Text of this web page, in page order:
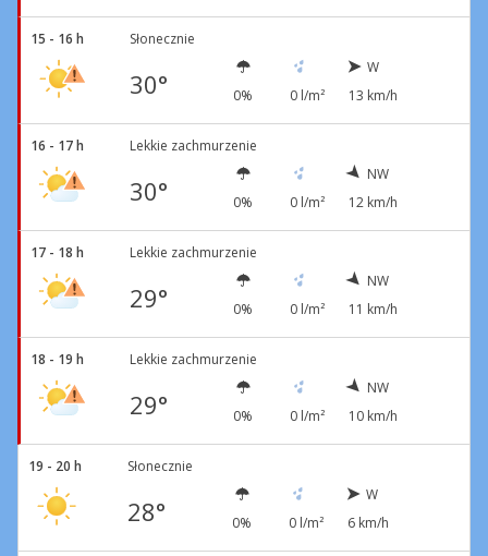
15 - 16 h Słonecznie
30° 0% 0 l/m²
W
13 km/h
16 - 17 h Lekkie zachmurzenie
30° 0% 0 l/m²
NW
12 km/h
17 - 18 h Lekkie zachmurzenie
29° 0% 0 l/m²
NW
11 km/h
18 - 19 h Lekkie zachmurzenie
29° 0% 0 l/m²
NW
10 km/h
19 - 20 h Słonecznie
28° 0% 0 l/m²
W
6 km/h